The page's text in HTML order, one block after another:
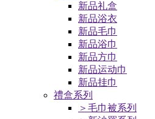
新品礼盒
新品浴衣
新品毛巾
新品浴巾
新品方巾
新品运动巾
新品挂巾
禮盒系列
＞毛巾被系列